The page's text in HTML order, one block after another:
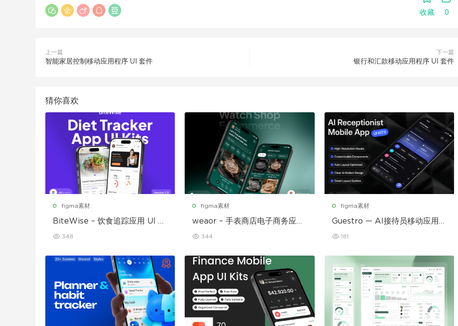
收藏 0
上一篇
智能家居控制移动应用程序 UI 套件
下一篇
银行和汇款移动应用程序 UI 套件
猜你喜欢
figma素材
BiteWise – 饮食追踪应用 UI 套
348
figma素材
weaor – 手表商店电子商务应用
344
figma素材
Guestro — AI接待员移动应用U
181